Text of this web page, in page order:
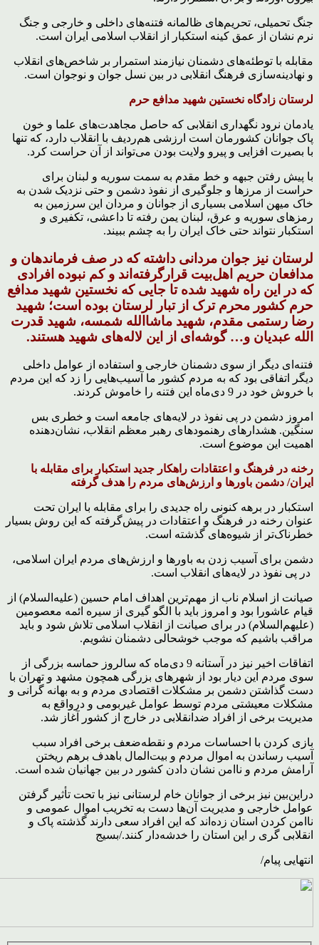
جنگ تحمیلی، تحریم‌های ظالمانه فتنه‌های داخلی و خارجی و جنگ
نرم نشان از عمق کینه استکبار از انقلاب اسلامی ایران است.
مقابله با توطئه‌های دشمنان نیازمند استمرار بر شاخص‌های انقلاب
و نهادینه‌سازی فرهنگ انقلابی در بین نسل جوان و نوجوان است.
لرستان زادگاه نخستین شهید مدافع حرم
یادمان نرود نگهداری انقلابی که حاصل مجاهدت‌های علما و خون
پاک جوانان کشورمان است ارزشی هم‌ردیف با انقلاب دارد، که تنها
با بصیرت افزایی و پیرو ولایت بودن می‌تواند از آن حراست کرد.
با پیش رفتن جبهه و خط مقدم به سمت سوریه و لبنان برای
حراست از مرزها و جلوگیری از نفوذ دشمن و حتی نزدیک شدن به
خاک میهن اسلامی بسیاری از جوانان و مردان این سرزمین به
رمزهای سوریه و عرق، لبنان یمن رفته تا داعشی، تکفیری و
استکبار نتواند حتی خاک ایران را به چشم ببیند.
لرستان نیز جوان مردانی داشته که در صف فرماندهان و
مدافعان حریم اهل‌بیت قرارگرفته‌اند و کم نبوده افرادی
که در این راه شهید شده تا جایی که نخستین شهید مدافع
حرم کشور محرم ترک از تبار لرستان بوده است؛ شهید
رضا رستمی مقدم، شهید ماشاالله شمسه، شهید قدرت
الله عبدیان و… گوشه‌ای از این لاله‌های شهید هستند.
فتنه‌ای دیگر از سوی دشمنان خارجی و استفاده از عوامل داخلی
دیگر اتفاقی بود که به مردم کشور ما آسیب‌هایی را زد که این مردم
با خروش خود در 9 دی‌ماه این فتنه را خاموش کردند.
امروز دشمن در پی نفوذ در لایه‌های جامعه است و خطری بس
سنگین. هشدارهای رهنمودهای رهبر معظم انقلاب، نشان‌دهنده
اهمیت این موضوع است.
رخنه در فرهنگ و اعتقادات راهکار جدید استکبار برای مقابله با
ایران/ دشمن باورها و ارزش‌های مردم را هدف گرفته
استکبار در برهه کنونی راه جدیدی را برای مقابله با ایران تحت
عنوان رخنه در فرهنگ و اعتقادات در پیش‌گرفته که این روش بسیار
خطرناک‌تر از شیوه‌های گذشته است.
دشمن برای آسیب زدن به باورها و ارزش‌های مردم ایران اسلامی،
در پی نفوذ در لایه‌های انقلاب است.
صیانت از اسلام ناب از مهم‌ترین اهداف امام حسین (علیه‌السلام) از
قیام عاشورا بود و امروز باید با الگو گیری از سیره ائمه معصومین
(علیهم‌السلام) در برای صیانت از انقلاب اسلامی تلاش شود و باید
مراقب باشیم که موجب خوشحالی دشمنان نشویم.
اتفاقات اخیر نیز در آستانه 9 دی‌ماه که سالروز حماسه بزرگی از
سوی مردم این دیار بود از شهرهای بزرگی همچون مشهد و تهران با
دست گذاشتن دشمن بر مشکلات اقتصادی مردم و به بهانه گرانی و
مشکلات معیشتی مردم توسط عوامل غیربومی و درواقع به
مدیریت برخی از افراد ضدانقلابی در خارج از کشور آغاز شد.
بازی کردن با احساسات مردم و نقطه‌ضعف برخی افراد سبب
آسیب رساندن به اموال مردم و بیت‌المال باهدف برهم ریختن
آرامش مردم و ناامن نشان دادن کشور در بین جهانیان شده است.
دراین‌بین نیز برخی از جوانان خام لرستانی نیز با تحت تأثیر گرفتن
عوامل خارجی و مدیریت آن‌ها دست به تخریب اموال عمومی و
ناامن کردن استان زده‌اند که این افراد سعی دارند گذشته پاک و
انقلابی گری ر این استان را خدشه‌دار کنند./بسیج
انتهایی پیام/